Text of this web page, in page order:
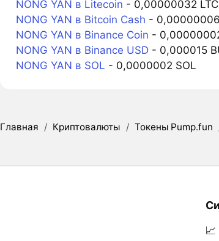
NONG YAN в Litecoin - 0,00000032 LTC
NONG YAN в Bitcoin Cash -
NONG YAN в Binance Coin -
NONG YAN в Binance USD- 0,000015
NONG YAN в SOL - 0,0000002 SOL
Главная / Криптовалюты / Токены Pump.fun